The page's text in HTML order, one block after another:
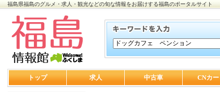
福島県福島のグルメ・求人・観光などの旬な情報をお届けする福島のポータルサイト
トップ 求人 中古車 CNカ